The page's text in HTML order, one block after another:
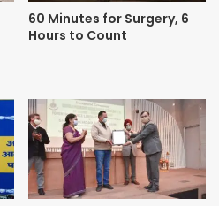
60 Minutes for Surgery, 6
Hours to Count